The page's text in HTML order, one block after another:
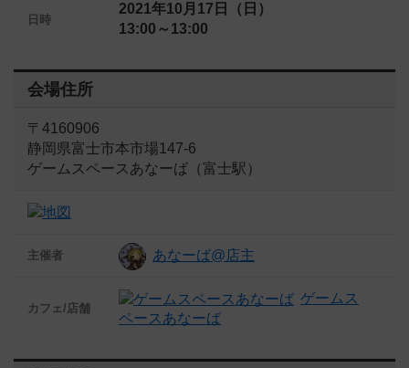
日時
2021年10月17日（日）
13:00～13:00
会場住所
〒4160906
静岡県富士市本市場147-6
ゲームスペースあなーば（富士駅）
主催者 あなーば@店主
カフェ/店舗
ゲームス
ペースあなーば